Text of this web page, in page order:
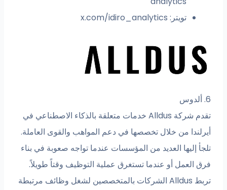
تويتر: x.com/idiro_analytics
6. ألدوس
تقدم شركة Alldus خدمات متعلقة بالذكاء الاصطناعي في
أيرلندا من خلال تخصصها في دعم المواهب والقوى العاملة.
تلجأ إليها العديد من المؤسسات عندما تواجه صعوبة في بناء
فرق العمل أو عندما تستغرق عملية التوظيف وقتاً طويلاً.
تربط Alldus الشركات بالمتخصصين لشغل وظائف مرتبطة